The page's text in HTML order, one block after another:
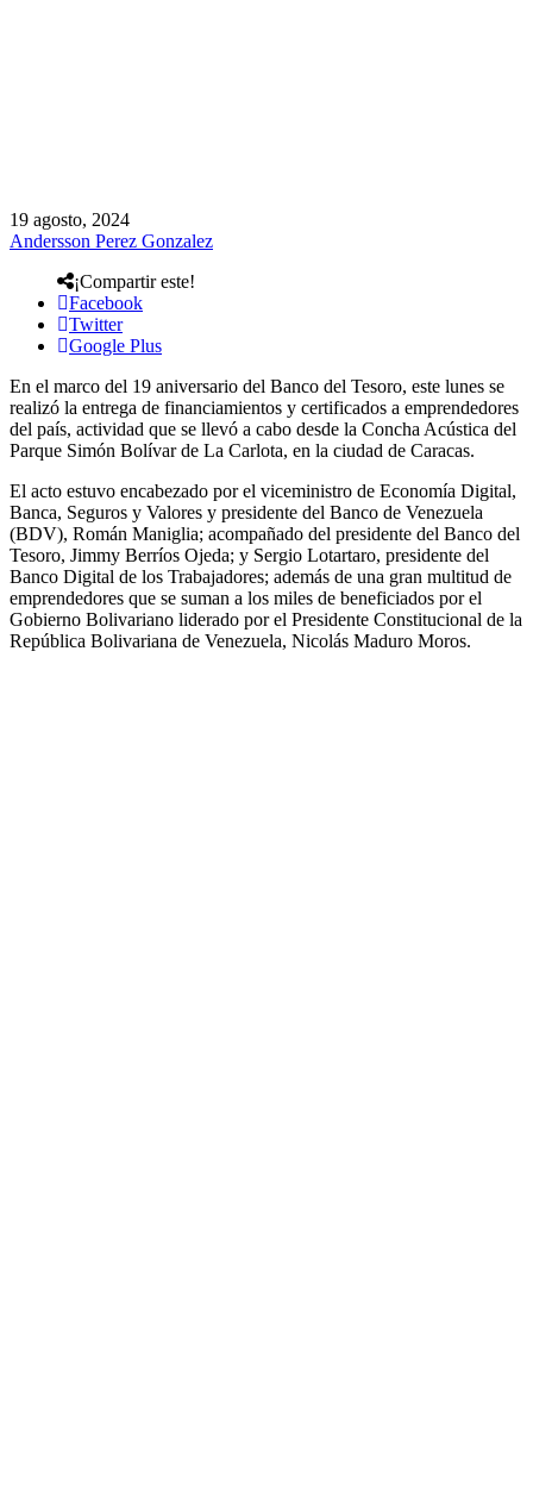
19 agosto, 2024
Andersson Perez Gonzalez
¡Compartir este!
Facebook
Twitter
Google Plus
En el marco del 19 aniversario del Banco del Tesoro, este lunes se
realizó la entrega de financiamientos y certificados a emprendedores
del país, actividad que se llevó a cabo desde la Concha Acústica del
Parque Simón Bolívar de La Carlota, en la ciudad de Caracas.
El acto estuvo encabezado por el viceministro de Economía Digital,
Banca, Seguros y Valores y presidente del Banco de Venezuela
(BDV), Román Maniglia; acompañado del presidente del Banco del
Tesoro, Jimmy Berríos Ojeda; y Sergio Lotartaro, presidente del
Banco Digital de los Trabajadores; además de una gran multitud de
emprendedores que se suman a los miles de beneficiados por el
Gobierno Bolivariano liderado por el Presidente Constitucional de la
República Bolivariana de Venezuela, Nicolás Maduro Moros.